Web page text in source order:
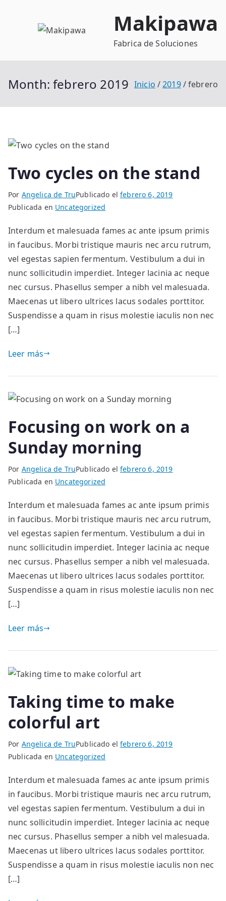
Makipawa
Fabrica de Soluciones
Month:febrero 2019 Inicio 2019 febrero
Two cycles on the stand
Por Angelica de TruPublicado elfebrero 6, 2019
Publicada en Uncategorized
Interdum et malesuada fames ac ante ipsum primis
in faucibus. Morbi tristique mauris nec arcu rutrum,
vel egestas sapien fermentum. Vestibulum a dui in
nunc sollicitudin imperdiet. Integer lacinia ac neque
nec cursus. Phasellus semper a nibh vel malesuada.
Maecenas ut libero ultrices lacus sodales porttitor.
Suspendisse a quam in risus molestie iaculis non nec
[…]
Leer más
Focusing on work on a
Sunday morning
Por Angelica de TruPublicado elfebrero 6, 2019
Publicada en Uncategorized
Interdum et malesuada fames ac ante ipsum primis
in faucibus. Morbi tristique mauris nec arcu rutrum,
vel egestas sapien fermentum. Vestibulum a dui in
nunc sollicitudin imperdiet. Integer lacinia ac neque
nec cursus. Phasellus semper a nibh vel malesuada.
Maecenas ut libero ultrices lacus sodales porttitor.
Suspendisse a quam in risus molestie iaculis non nec
[…]
Leer más
Taking time to make
colorful art
Por Angelica de TruPublicado elfebrero 6, 2019
Publicada en Uncategorized
Interdum et malesuada fames ac ante ipsum primis
in faucibus. Morbi tristique mauris nec arcu rutrum,
vel egestas sapien fermentum. Vestibulum a dui in
nunc sollicitudin imperdiet. Integer lacinia ac neque
nec cursus. Phasellus semper a nibh vel malesuada.
Maecenas ut libero ultrices lacus sodales porttitor.
Suspendisse a quam in risus molestie iaculis non nec
[…]